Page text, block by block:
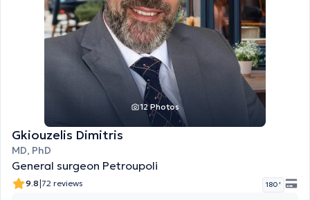
12 Photos
Gkiouzelis Dimitris
MD, PhD
General surgeon Petroupoli
9.8|72 reviews 180 '